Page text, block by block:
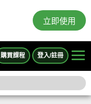
立即使用
購買課程 登入/註冊